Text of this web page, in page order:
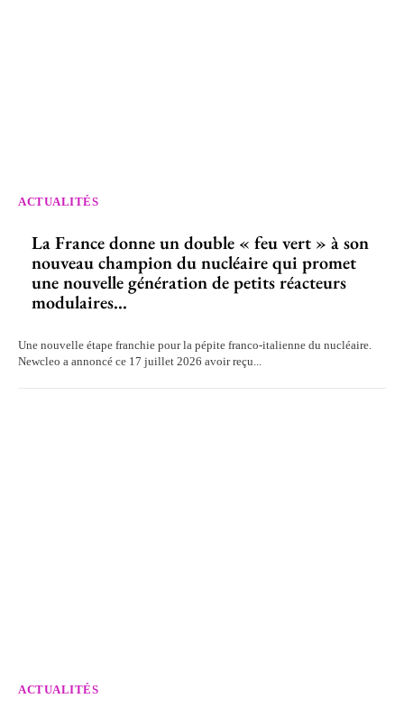
ACTUALITÉS
La France donne un double « feu vert » à son
nouveau champion du nucléaire qui promet
une nouvelle génération de petits réacteurs
modulaires...
Une nouvelle étape franchie pour la pépite franco-italienne du nucléaire.
Newcleo a annoncé ce 17 juillet 2026 avoir reçu...
ACTUALITÉS